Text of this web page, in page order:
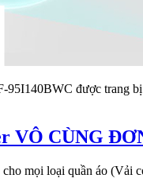
95I140BWC được trang
VÔ CÙNG
mọi loại quần áo